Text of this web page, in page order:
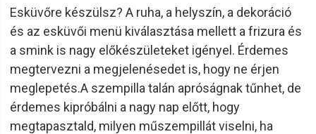
Esküvőre készülsz? A ruha, a helyszín, a dekoráció
és az esküvői menü kiválasztása mellett a frizura és
a smink is nagy előkészületeket igényel. Érdemes
megtervezni a megjelenésedet is, hogy ne érjen
meglepetés.A szempilla talán apróságnak tűnhet, de
érdemes kipróbálni a nagy nap előtt, hogy
megtapasztald, milyen műszempillát viselni, ha